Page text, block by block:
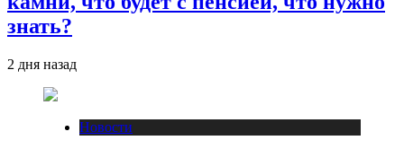
знать?
2 дня назад
Новости